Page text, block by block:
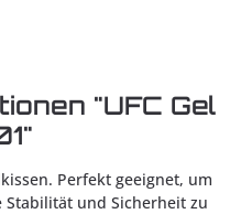
"UFC Gel
Perfekt geeignet, um
und Sicherheit zu